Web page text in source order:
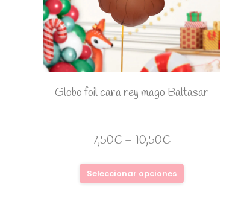
Globo foil cara rey mago Baltasar
7,50€– 10,50€
Seleccionar opciones